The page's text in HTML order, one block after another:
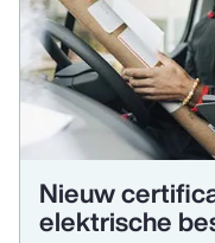
Nieuw
elektrische